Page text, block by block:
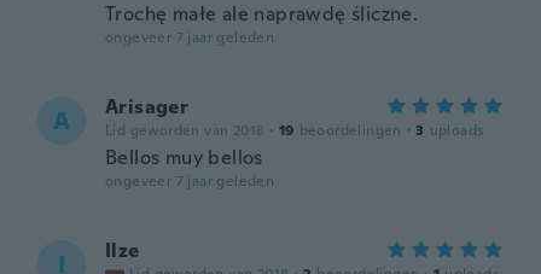
Trochę małe ale naprawdę śliczne.
ongeveer 7 jaar geleden
A Arisager
Lid geworden van 2018 · 19 beoordelingen · 3 uploads
Bellos muy bellos
ongeveer 7 jaar geleden
I Ilze